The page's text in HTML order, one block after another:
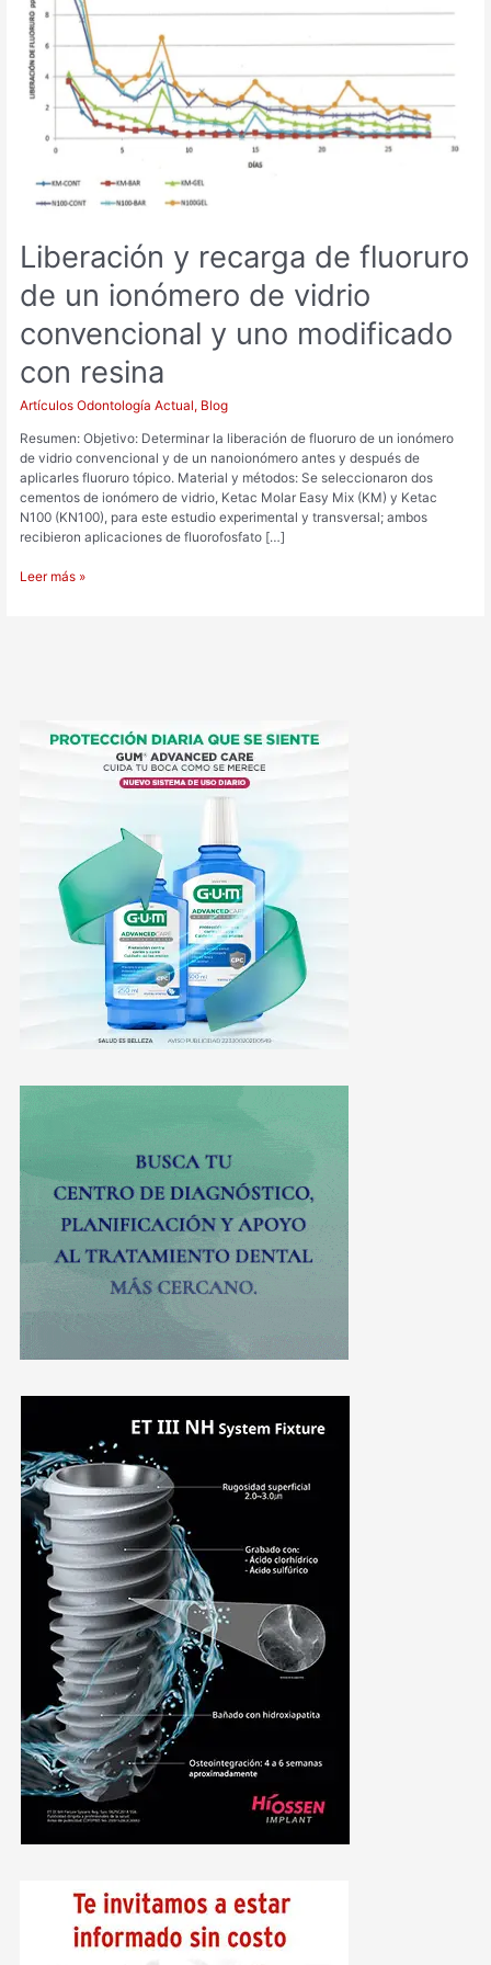
Liberación y recarga de fluoruro
de un ionómero de vidrio
convencional y uno modificado
con resina
Artículos Odontología Actual, Blog
Resumen: Objetivo: Determinar la liberación de fluoruro de un ionómero
de vidrio convencional y de un nanoionómero antes y después de
aplicarles fluoruro tópico. Material y métodos: Se seleccionaron dos
cementos de ionómero de vidrio, Ketac Molar Easy Mix (KM) y Ketac
N100 (KN100), para este estudio experimental y transversal; ambos
recibieron aplicaciones de fluorofosfato […]
de
fluoruro
de
un
ionómero
convencional
uno
modificado
resina
Leer más »